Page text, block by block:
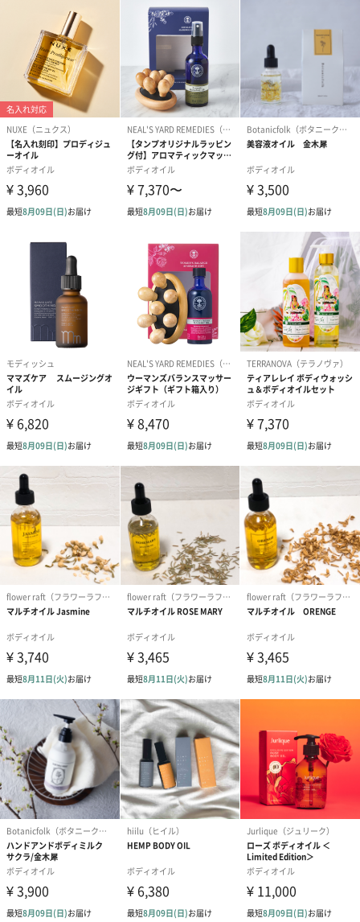
や、日頃の感謝の気持ちを伝えたい時などに最適です。
3種をご用意
プルメリア
オーキッドバニラ
Lanikai Bath & Body（ラニカイ バス＆ボディ）
ラニカイバス＆ボディは「天国の海」を意味する全米一美しいビ
ーチ、ラニカイビーチ沿いの町カイルアで2005年に誕生したハワ
イ産の自然素材を使用したMade In Hawaiiのナチュラルスキンケ
アブランドです。
メンズ用、ベビー用、ドッグシャンプーも含め幅広い商品ライン
も魅力の一つです。
商品詳細情報
外装サイズ
直径4cm×高さ15cm
成分
ヤシ油，香料
直径40mm×高さ15mm
ご使用上／安
お肌に異常がある時、お肌に合わない場合はご使用を
温の涼しい場所で保管してください。お子様の手の届
かない場所に保管してください。
内容量
130ml
商品オプション情報
お届けボックスオプション
配送用のダンボールを装飾いたします。お相手のご住所に直接お
送りする際に人気のオプションです。お相手に直接手渡しする場
合は、紙袋との併用もおすすめです。